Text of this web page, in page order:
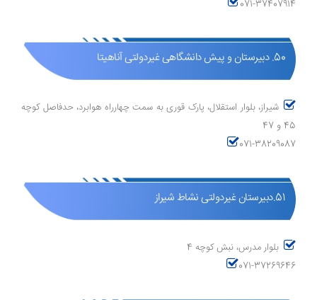
071-37407914
50. دبیرستان و پیش دانشگاهی غیردولتی آناهیتا
شیراز، بلوار استقلال، پارک قوری به سمت چهارراه هوابرد، حدفاصل کوچه
45 و 47
071-38209087
51.دبیرستان غیردولتی نشاط شیراز
بلوار مدرس، نبش کوچه 4
071-37269646